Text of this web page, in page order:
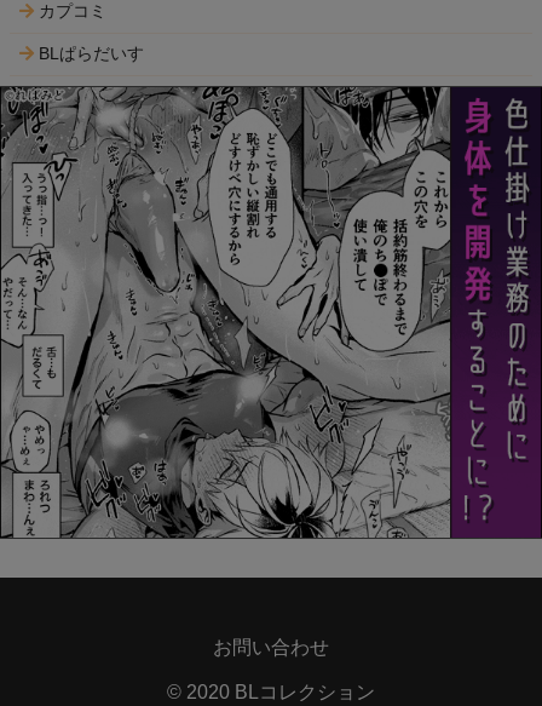
カプコミ
BLぱらだいす
お問い合わせ
© 2020 BLコレクション